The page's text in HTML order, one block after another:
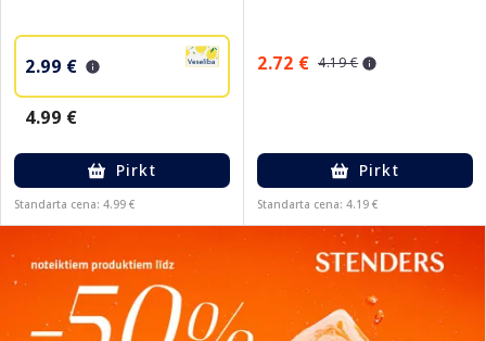
2.99 €
4.99 €
Pirkt
Standarta cena: 4.99 €
2.72 € 4.19 €
Pirkt
Standarta cena: 4.19 €